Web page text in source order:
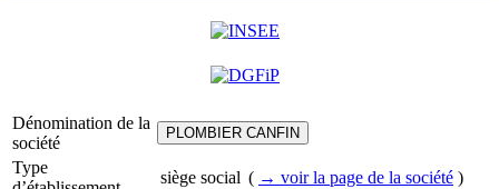
Dénomination de la
société
PLOMBIER CANFIN
Type
siège social ( → voir la page de la société )